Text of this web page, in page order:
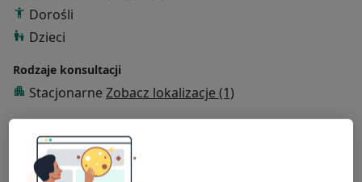
Dorośli
Dzieci
Rodzaje konsultacji
Stacjonarne Zobacz lokalizacje (1)